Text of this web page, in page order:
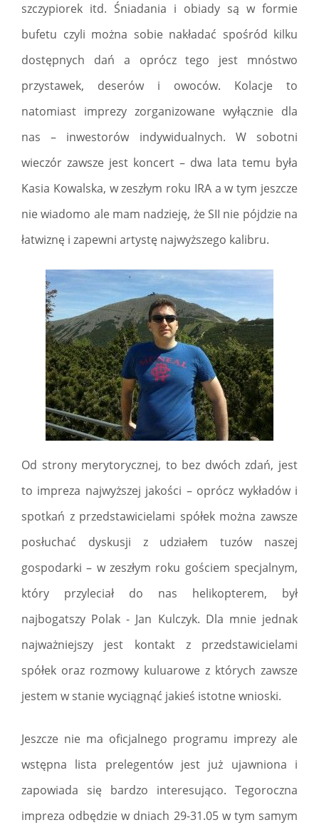
szczypiorek itd. Śniadania i obiady są w formie
bufetu czyli można sobie nakładać spośród kilku
dostępnych dań a oprócz tego jest mnóstwo
przystawek, deserów i owoców. Kolacje to
natomiast imprezy zorganizowane wyłącznie dla
nas – inwestorów indywidualnych. W sobotni
wieczór zawsze jest koncert – dwa lata temu była
Kasia Kowalska, w zeszłym roku IRA a w tym jeszcze
nie wiadomo ale mam nadzieję, że SII nie pójdzie na
łatwiznę i zapewni artystę najwyższego kalibru.
Od strony merytorycznej, to bez dwóch zdań, jest
to impreza najwyższej jakości – oprócz wykładów i
spotkań z przedstawicielami spółek można zawsze
posłuchać dyskusji z udziałem tuzów naszej
gospodarki – w zeszłym roku gościem specjalnym,
który przyleciał do nas helikopterem, był
najbogatszy Polak - Jan Kulczyk. Dla mnie jednak
najważniejszy jest kontakt z przedstawicielami
spółek oraz rozmowy kuluarowe z których zawsze
jestem w stanie wyciągnąć jakieś istotne wnioski.
Jeszcze nie ma oficjalnego programu imprezy ale
wstępna lista prelegentów jest już ujawniona i
zapowiada się bardzo interesująco. Tegoroczna
impreza odbędzie w dniach 29-31.05 w tym samym